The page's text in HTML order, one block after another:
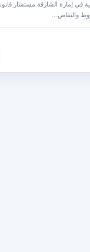
في إمارة الشارقة مستشار
والتفاص…